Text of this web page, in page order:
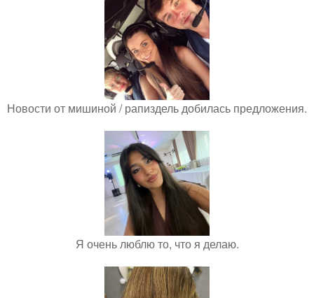
Новости от мишиной / рапиздель добилась предложения.
Я очень люблю то, что я делаю.